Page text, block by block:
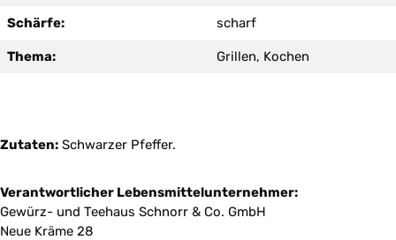
Schärfe: scharf
Thema: Grillen, Kochen
Zutaten: Schwarzer Pfeffer.
Verantwortlicher Lebensmittelunternehmer:
Gewürz- und Teehaus Schnorr & Co. GmbH
Neue Kräme 28